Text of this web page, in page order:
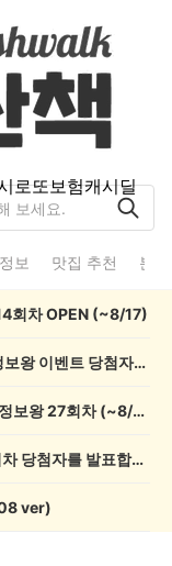
로또보험캐시딜
보 맛집 추천 분
회차 OPEN (~8/17)
💰[당첨자 발표] 26회차 우리 동네 정보왕 이벤트 당첨자를 발표합니다!
💸 전원 2,000캐시 지급! 우리 동네 정보왕 27회차 (~8/10)
💰[당첨자 발표] 우리 동네 썰전 12회차 당첨자를 발표합니다!
ver)